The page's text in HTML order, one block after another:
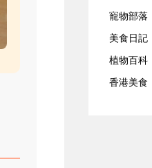
寵物部落
美食日記
植物百科
香港美食